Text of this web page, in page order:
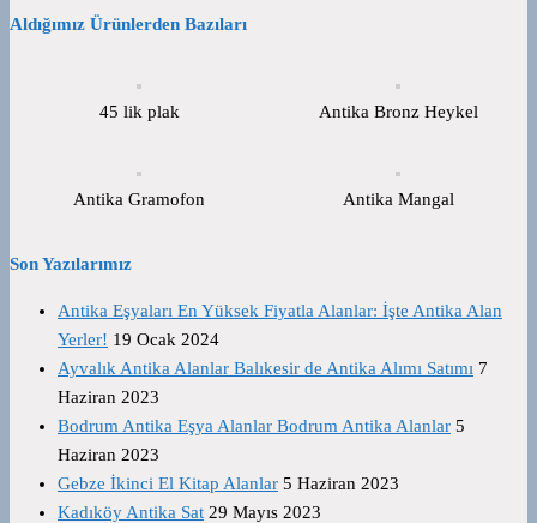
Aldığımız Ürünlerden Bazıları
45 lik plak Antika Bronz Heykel
Antika Gramofon Antika Mangal
Son Yazılarımız
Antika Eşyaları En Yüksek Fiyatla Alanlar: İşte Antika Alan
Yerler! 19 Ocak 2024
Ayvalık Antika Alanlar Balıkesir de Antika Alımı Satımı 7
Haziran 2023
Bodrum Antika Eşya Alanlar Bodrum Antika Alanlar 5
Haziran 2023
Gebze İkinci El Kitap Alanlar 5 Haziran 2023
Kadıköy Antika Sat 29 Mayıs 2023